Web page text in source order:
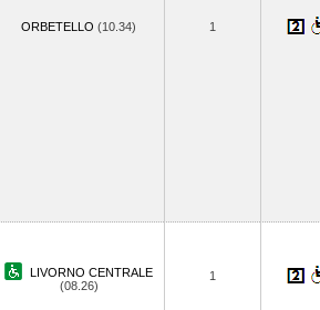
ORBETELLO (10.34) 1
LIVORNO CENTRALE
(08.26)
1